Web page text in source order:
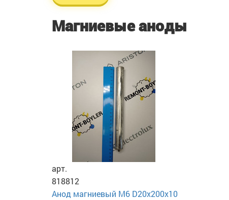
Магниевые аноды
арт.
818812
Анод магниевый М6 D20х200х10